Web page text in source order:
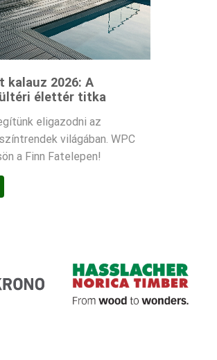
kalauz 2026: A
élettér titka
eligazodni az
világában. WPC
a Finn Fatelepen!